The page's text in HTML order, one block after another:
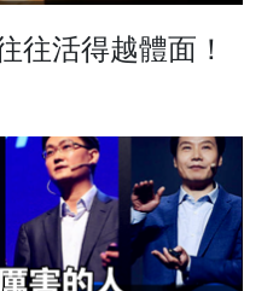
往活得越體面！